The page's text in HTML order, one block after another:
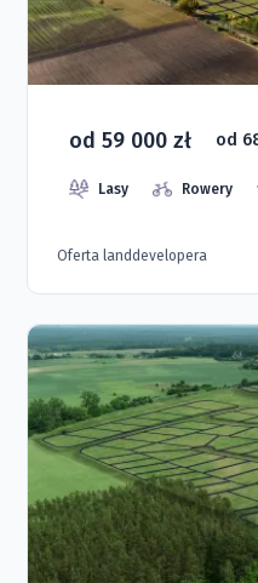
od 59 000 zł od
Lasy Rowery
Oferta landdevelopera